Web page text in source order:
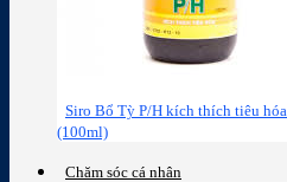
Siro Bổ Tỳ P/H kích thích tiêu
(100ml)
Chăm sóc cá nhân